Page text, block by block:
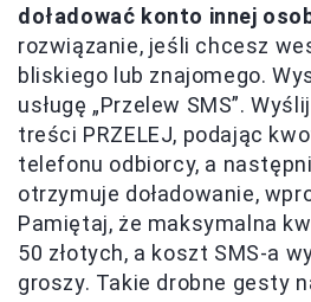
doładować konto innej
rozwiązanie, jeśli chcesz
bliskiego lub znajomego.
usługę „Przelew SMS”.
treści PRZELEJ, podając
telefonu odbiorcy, a
otrzymuje doładowanie,
Pamiętaj, że maksymalna
50 złotych, a koszt SMS-a
groszy. Takie drobne gesty